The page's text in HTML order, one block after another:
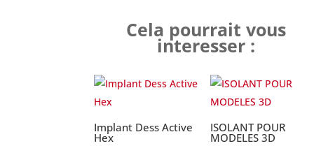
Cela pourrait vous
interesser :
Implant Dess Active
Hex
ISOLANT POUR
MODELES 3D